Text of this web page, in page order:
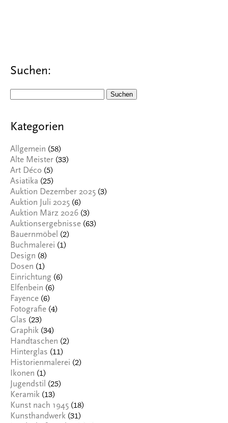
Suchen:
Kategorien
Allgemein (58)
Alte Meister (33)
Art Déco (5)
Asiatika (25)
Auktion Dezember 2025 (3)
Auktion Juli 2025 (6)
Auktion März 2026 (3)
Auktionsergebnisse (63)
Bauernmöbel (2)
Buchmalerei (1)
Design (8)
Dosen (1)
Einrichtung (6)
Elfenbein (6)
Fayence (6)
Fotografie (4)
Glas (23)
Graphik (34)
Handtaschen (2)
Hinterglas (11)
Historienmalerei (2)
Ikonen (1)
Jugendstil (25)
Keramik (13)
Kunst nach 1945 (18)
Kunsthandwerk (31)